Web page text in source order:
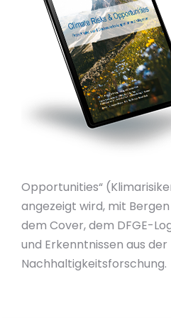
Opportunities“
angezeigt wird, mit
dem Cover, dem DFGE-
und Erkenntnissen aus der
Nachhaltigkeitsforschung.